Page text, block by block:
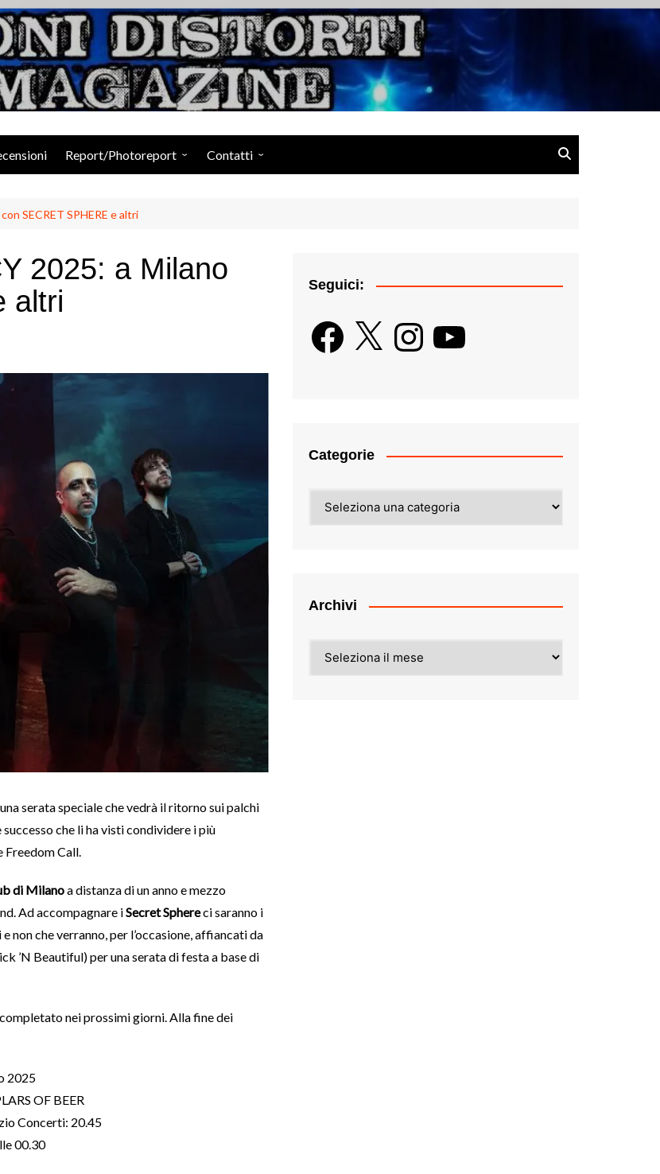
Suoni Distorti Magazine
Report/Photoreport Contatti
SECRET SPHERE e altri
2025: a Milano
altri
serata speciale che vedrà il ritorno sui palchi
che li ha visti condividere i più
Freedom Call.
di Milanoa distanza di un anno e mezzo
Ad accompagnare iSecret Sphereci saranno i
non che verranno, per l’occasione, affiancati da
’N Beautiful) per una serata di festa a base di
nei prossimi giorni. Alla fine dei
2025
OF BEER
Concerti: 20.45
00.30
Seguici:
Facebook
X InstagramYouTube
Categorie
Archivi